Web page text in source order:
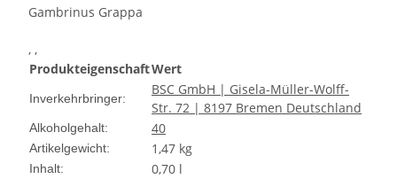
Gambrinus Grappa
, ,
ProdukteigenschaftWert
Inverkehrbringer:
BSC GmbH | Gisela-Müller-Wolff-
Str. 72 | 8197 Bremen Deutschland
Alkoholgehalt: 40
Artikelgewicht: 1,47 kg
Inhalt:
0,70 l